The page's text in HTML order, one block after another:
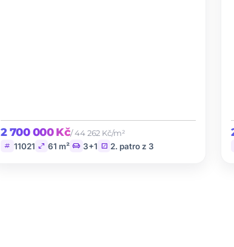
2 700 000 Kč/ 44 262 Kč/m²
tag 11021 open_in_full 61 m² chair 3+1 stairs 2. patro z 3